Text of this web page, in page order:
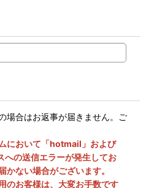
場合はお返事が届きません。ご
において「hotmail」および
への送信エラーが発生してお
かない場合がございます。
のお客様は、大変お手数です